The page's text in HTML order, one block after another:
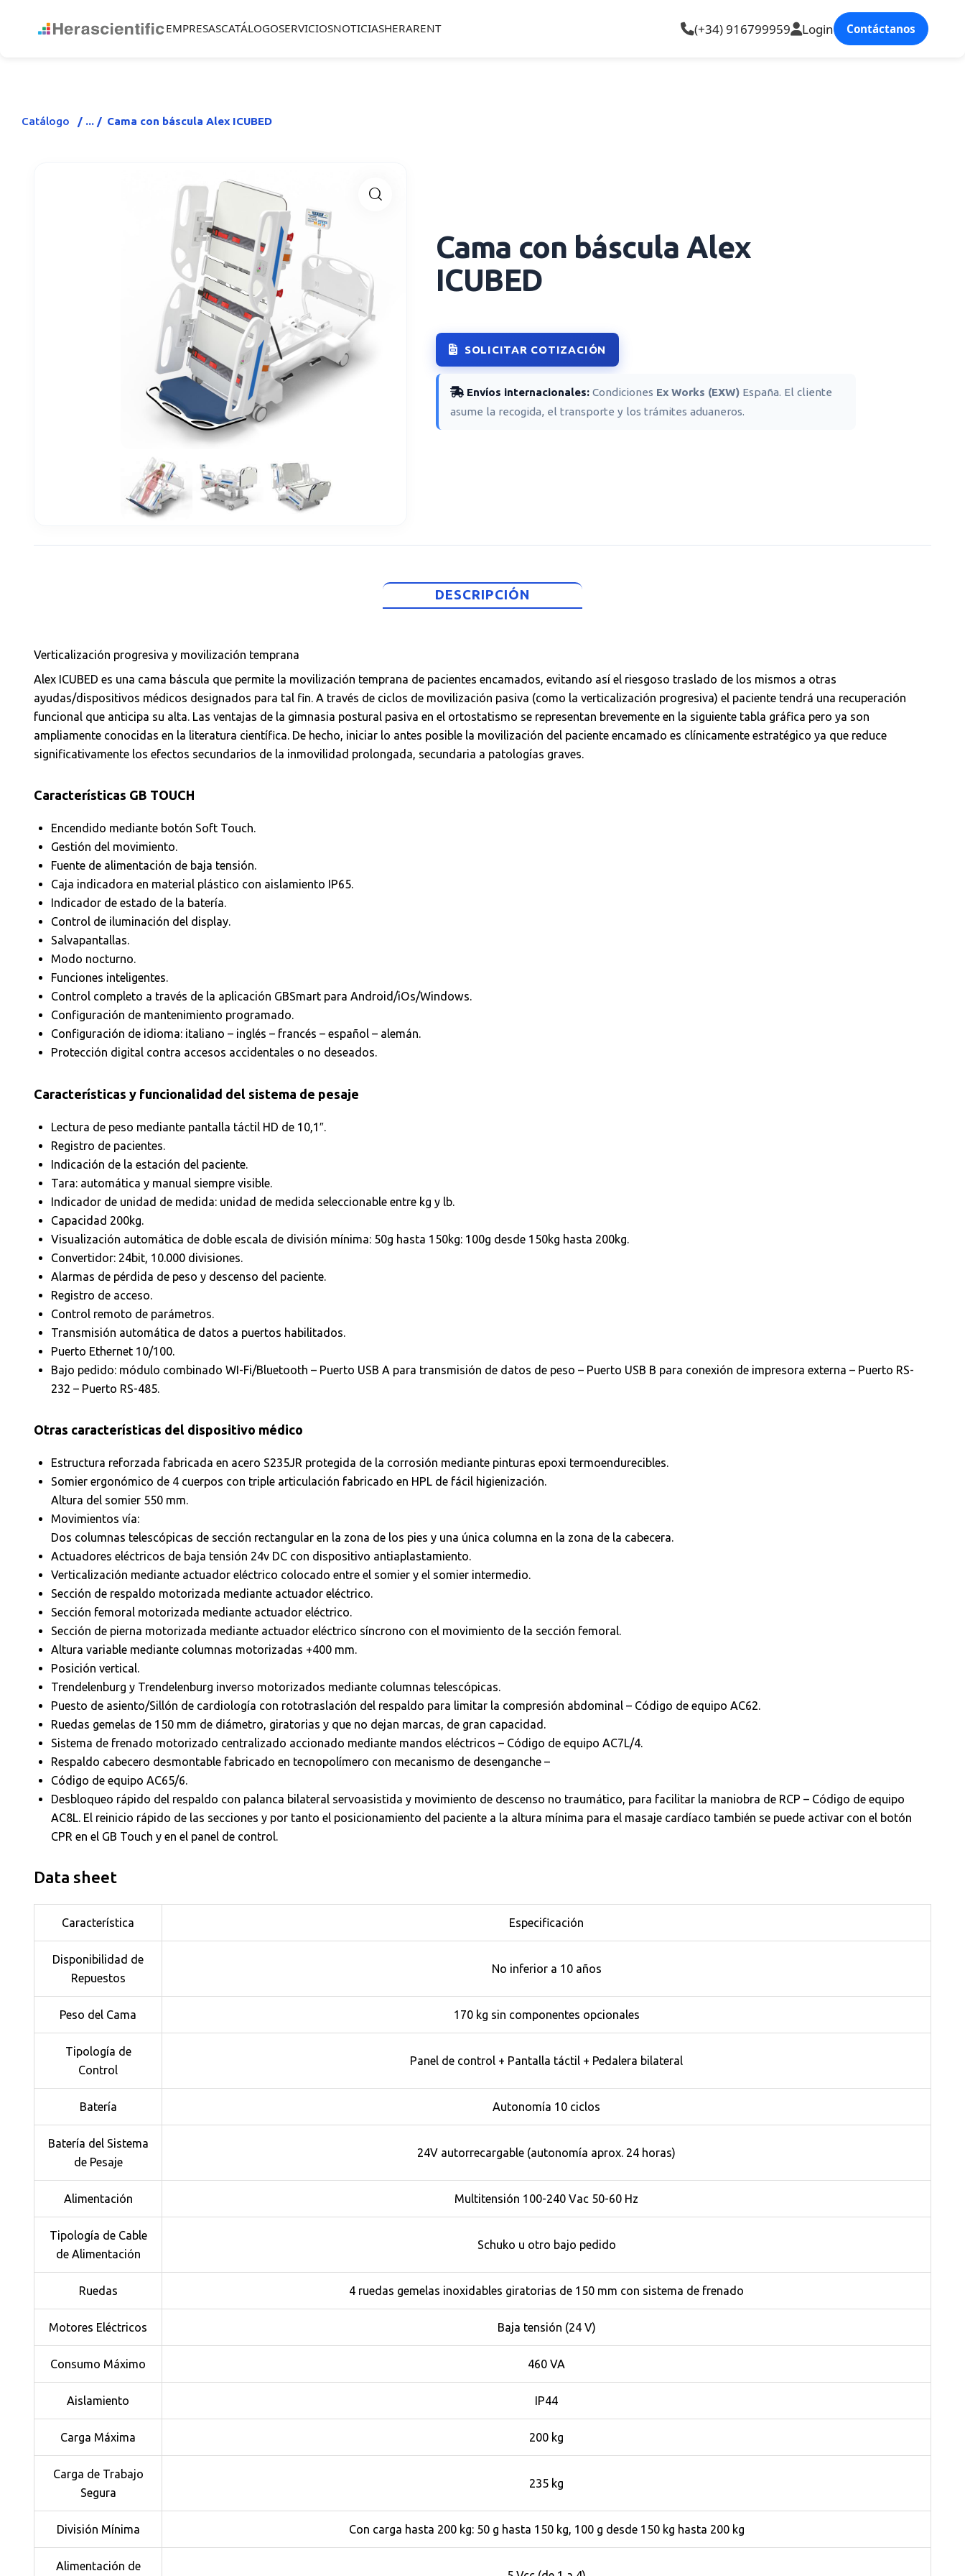
EMPRESASCATÁLOGOSERVICIOSNOTICIASHERARENT (+34) 916799959 Login Contáctanos
Catálogo Cama con báscula Alex ICUBED
Cama con báscula Alex
ICUBED
SOLICITAR COTIZACIÓN
Envíos internacionales: Condiciones Ex Works (EXW) España. El cliente
asume la recogida, el transporte y los trámites aduaneros.
DESCRIPCIÓN
Verticalización progresiva y movilización temprana
Alex ICUBED es una cama báscula que permite la movilización temprana de pacientes encamados, evitando así el riesgoso traslado de los mismos a otras
ayudas/dispositivos médicos designados para tal fin. A través de ciclos de movilización pasiva (como la verticalización progresiva) el paciente tendrá una recuperación
funcional que anticipa su alta. Las ventajas de la gimnasia postural pasiva en el ortostatismo se representan brevemente en la siguiente tabla gráfica pero ya son
ampliamente conocidas en la literatura científica. De hecho, iniciar lo antes posible la movilización del paciente encamado es clínicamente estratégico ya que reduce
significativamente los efectos secundarios de la inmovilidad prolongada, secundaria a patologías graves.
Características GB TOUCH
Encendido mediante botón Soft Touch.
Gestión del movimiento.
Fuente de alimentación de baja tensión.
Caja indicadora en material plástico con aislamiento IP65.
Indicador de estado de la batería.
Control de iluminación del display.
Salvapantallas.
Modo nocturno.
Funciones inteligentes.
Control completo a través de la aplicación GBSmart para Android/iOs/Windows.
Configuración de mantenimiento programado.
Configuración de idioma: italiano – inglés – francés – español – alemán.
Protección digital contra accesos accidentales o no deseados.
Características y funcionalidad del sistema de pesaje
Lectura de peso mediante pantalla táctil HD de 10,1″.
Registro de pacientes.
Indicación de la estación del paciente.
Tara: automática y manual siempre visible.
Indicador de unidad de medida: unidad de medida seleccionable entre kg y lb.
Capacidad 200kg.
Visualización automática de doble escala de división mínima: 50g hasta 150kg: 100g desde 150kg hasta 200kg.
Convertidor: 24bit, 10.000 divisiones.
Alarmas de pérdida de peso y descenso del paciente.
Registro de acceso.
Control remoto de parámetros.
Transmisión automática de datos a puertos habilitados.
Puerto Ethernet 10/100.
Bajo pedido: módulo combinado WI-Fi/Bluetooth – Puerto USB A para transmisión de datos de peso – Puerto USB B para conexión de impresora externa – Puerto RS-
232 – Puerto RS-485.
Otras características del dispositivo médico
Estructura reforzada fabricada en acero S235JR protegida de la corrosión mediante pinturas epoxi termoendurecibles.
Somier ergonómico de 4 cuerpos con triple articulación fabricado en HPL de fácil higienización.
Altura del somier 550 mm.
Movimientos vía:
Dos columnas telescópicas de sección rectangular en la zona de los pies y una única columna en la zona de la cabecera.
Actuadores eléctricos de baja tensión 24v DC con dispositivo antiaplastamiento.
Verticalización mediante actuador eléctrico colocado entre el somier y el somier intermedio.
Sección de respaldo motorizada mediante actuador eléctrico.
Sección femoral motorizada mediante actuador eléctrico.
Sección de pierna motorizada mediante actuador eléctrico síncrono con el movimiento de la sección femoral.
Altura variable mediante columnas motorizadas +400 mm.
Posición vertical.
Trendelenburg y Trendelenburg inverso motorizados mediante columnas telescópicas.
Puesto de asiento/Sillón de cardiología con rototraslación del respaldo para limitar la compresión abdominal – Código de equipo AC62.
Ruedas gemelas de 150 mm de diámetro, giratorias y que no dejan marcas, de gran capacidad.
Sistema de frenado motorizado centralizado accionado mediante mandos eléctricos – Código de equipo AC7L/4.
Respaldo cabecero desmontable fabricado en tecnopolímero con mecanismo de desenganche –
Código de equipo AC65/6.
Desbloqueo rápido del respaldo con palanca bilateral servoasistida y movimiento de descenso no traumático, para facilitar la maniobra de RCP – Código de equipo
AC8L. El reinicio rápido de las secciones y por tanto el posicionamiento del paciente a la altura mínima para el masaje cardíaco también se puede activar con el botón
CPR en el GB Touch y en el panel de control.
Data sheet
Característica Especificación
Disponibilidad de
Repuestos
No inferior a 10 años
Peso del Cama 170 kg sin componentes opcionales
Tipología de
Control
Panel de control + Pantalla táctil + Pedalera bilateral
Batería Autonomía 10 ciclos
Batería del Sistema
de Pesaje
24V autorrecargable (autonomía aprox. 24 horas)
Alimentación Multitensión 100-240 Vac 50-60 Hz
Tipología de Cable
de Alimentación
Schuko u otro bajo pedido
Ruedas 4 ruedas gemelas inoxidables giratorias de 150 mm con sistema de frenado
Motores Eléctricos Baja tensión (24 V)
Consumo Máximo 460 VA
Aislamiento IP44
Carga Máxima 200 kg
Carga de Trabajo
Segura
235 kg
División Mínima Con carga hasta 200 kg: 50 g hasta 150 kg, 100 g desde 150 kg hasta 200 kg
Alimentación de